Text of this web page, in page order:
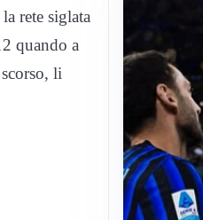
rete siglata
quando a
li